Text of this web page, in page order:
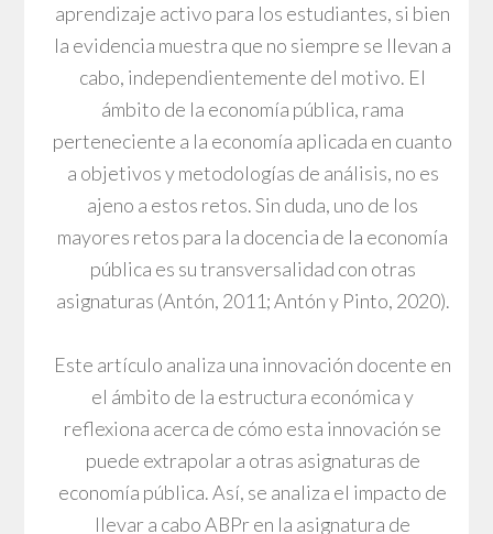
aprendizaje activo para los estudiantes, si bien
la evidencia muestra que no siempre se llevan a
cabo, independientemente del motivo. El
ámbito de la economía pública, rama
perteneciente a la economía aplicada en cuanto
a objetivos y metodologías de análisis, no es
ajeno a estos retos. Sin duda, uno de los
mayores retos para la docencia de la economía
pública es su transversalidad con otras
asignaturas (Antón, 2011; Antón y Pinto, 2020).
Este artículo analiza una innovación docente en
el ámbito de la estructura económica y
reflexiona acerca de cómo esta innovación se
puede extrapolar a otras asignaturas de
economía pública. Así, se analiza el impacto de
llevar a cabo ABPr en la asignatura de